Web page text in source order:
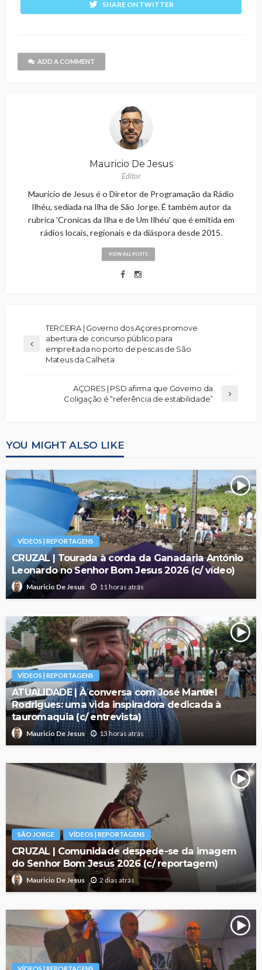
SHARE ON TWITTER
ADD A COMMENT
Mauricio De Jesus
Editor
Maurício de Jesus é o Diretor de Programação da Rádio
Ilhéu, sediada na Ilha de São Jorge. É também autor da
rubrica 'Cronicas da Ilha e de Um Ilhéu' que é emitida em
rádios locais, regionais e da diáspora desde 2015.
VIEW ALL POSTS
TERCEIRA | Governo dos Açores promove
abertura de concurso público para
empreitada no porto de pescas de São
Mateus da Calheta
AÇORES | PSD afirma que Governo da
Coligação é “referência de estabilidade”
YOU MIGHT ALSO LIKE
VÍDEOS | REPORTAGENS
CRUZAL | Tourada à corda da Ganadaria António
Leonardo no Senhor Bom Jesus 2026 (c/ vídeo)
Mauricio De Jesus 11 horas atrás
VÍDEOS | REPORTAGENS
ATUALIDADE | À conversa com José Manuel
Rodrigues: uma vida inspiradora dedicada à
tauromaquia (c/ entrevista)
Mauricio De Jesus 13 horas atrás
SÃO JORGE VÍDEOS | REPORTAGENS
CRUZAL | Comunidade despede-se da imagem
do Senhor Bom Jesus 2026 (c/ reportagem)
Mauricio De Jesus 2 dias atrás
VÍDEOS | REPORTAGENS